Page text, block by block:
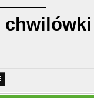
chwilówki